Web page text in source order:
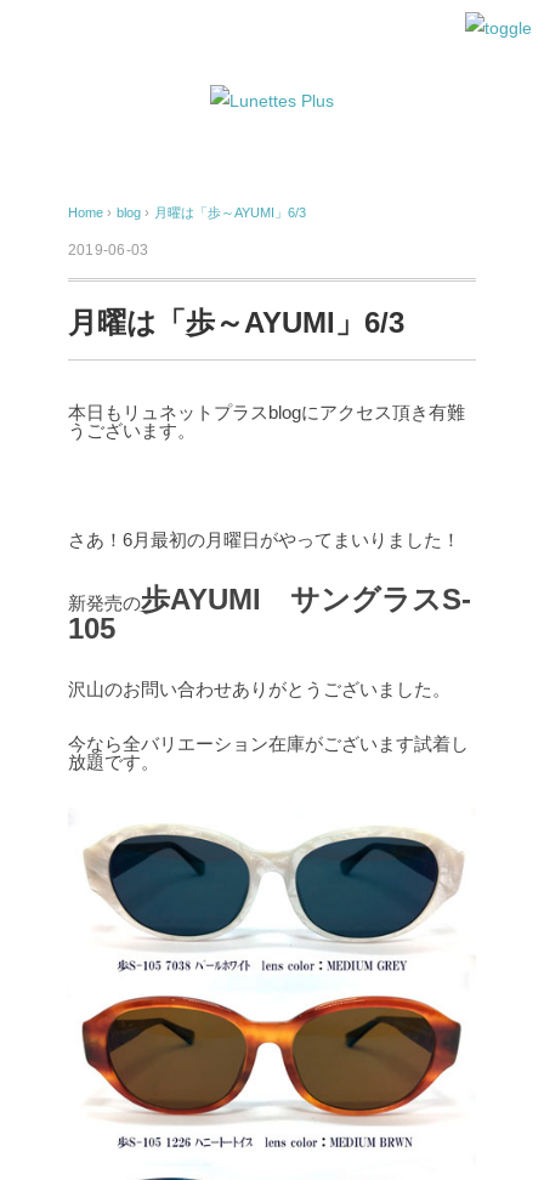
Home › blog › 月曜は「歩～AYUMI」6/3
2019-06-03
月曜は「歩～AYUMI」6/3
本日もリュネットプラスblogにアクセス頂き有難
うございます。
さあ！6月最初の月曜日がやってまいりました！
新発売の歩AYUMI サングラスS-
105
沢山のお問い合わせありがとうございました。
今なら全バリエーション在庫がございます試着し
放題です。